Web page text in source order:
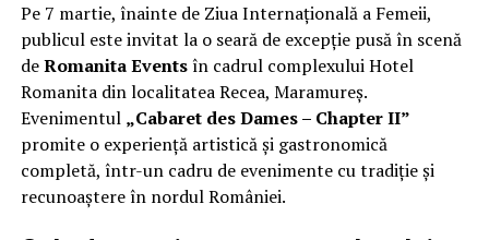
Cine a ales să fie vizibilă la Cluj
Femeile prezente la evenimentul din Cluj-Napoca
provin din domenii complet diferite. Câteva dintre ele:
Andreea Faur, specialist SEO, spune că a fi vizibilă
înseamnă să te asociezi cu brandul companiei pe care o
reprezinți și să educi publicul țintă. Mesajul ei pentru
Pe 7 martie, înainte de Ziua Internațională a Femeii,
publicul este invitat la o seară de excepție pusă în scenă
deRomanita Eventsîn cadrul complexului Hotel
Romanita din localitatea Recea, Maramureș.
Evenimentul „Cabaret des Dames – Chapter II”
promite o experiență artistică și gastronomică
completă, într-un cadru de evenimente cu tradiție și
recunoaștere în nordul României.